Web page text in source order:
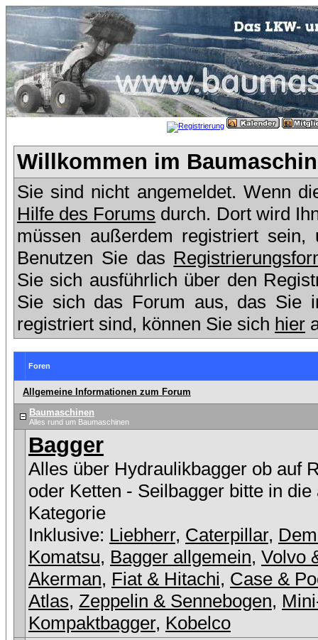
Willkommen im
Sie sind nicht angemeldet. Wenn
Hilfe des Forums durch. Dort wird
müssen außerdem registriert
Benutzen Sie das
Sie sich ausführlich über den
Sie sich das Forum aus, das Sie
registriert sind, können Sie sich hier
Foren
Allgemeine Informationen zum Forum
Baumaschinen
Alles rund um Baumaschinen
Bagger
Alles über Hydraulikbagger ob auf
oder Ketten - Seilbagger bitte in die
Kategorie
Inklusive: Liebherr, Caterpillar,
Komatsu, Bagger allgemein, Volvo
Akerman, Fiat & Hitachi, Case &
Atlas, Zeppelin & Sennebogen,
Kompaktbagger, Kobelco